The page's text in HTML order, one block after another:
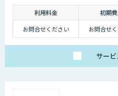
利用料金 初期
お問合せください
お問合せ
サー